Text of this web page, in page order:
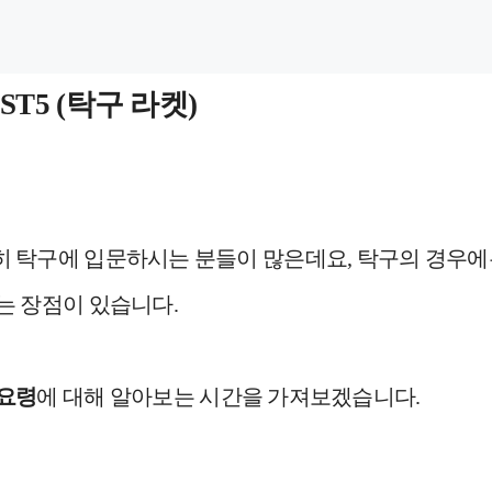
(탁구 라켓)
구에 입문하시는 분들이 많은데요, 탁구의 경우
장점이 있습니다.
령에 대해 알아보는 시간을 가져보겠습니다.